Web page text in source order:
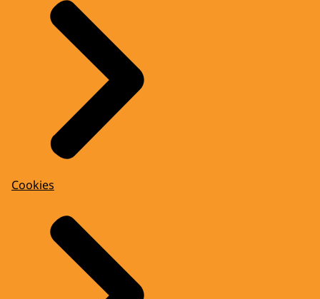
Cookies